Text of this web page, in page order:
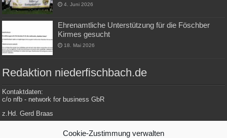
Cookie-Zustimmung verwalten
4. Juni 2026
Ehrenamtliche Unterstützung für die Föschber
Kirmes gesucht
18. Mai 2026
Redaktion niederfischbach.de
Kontaktdaten:
c/o nfb - network for business GbR
z.Hd. Gerd Braas